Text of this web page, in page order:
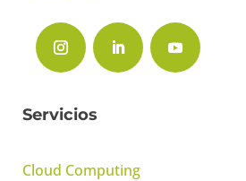
Servicios
Cloud Computing